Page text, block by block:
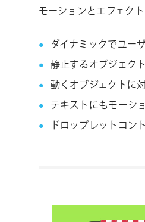
モーションとエフェク
ダイナミックでユー
静止するオブジェク
動く オブジェクトに
テキストにもモーシ
ドロップレットコン